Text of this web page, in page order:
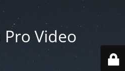
Pro Video